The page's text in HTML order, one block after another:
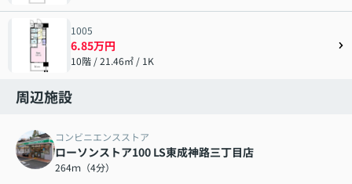
1005
6.85万円
10階 / 21.46㎡ / 1K
周辺施設
コンビニエンスストア
ローソンストア100 LS東成神路三丁目店
264ｍ（4分）